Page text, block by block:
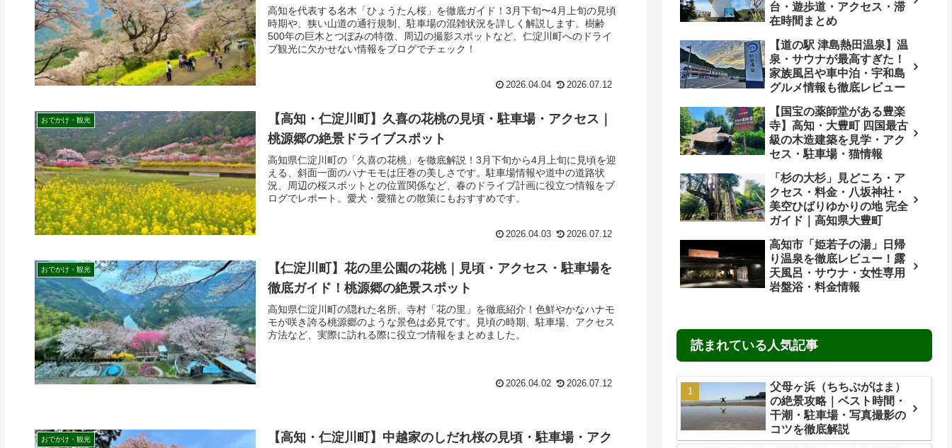
高知を代表する名木「ひょうたん桜」を徹底ガイド！3月下旬〜4月上旬の見頃
時期や、狭い山道の通行規制、駐車場の混雑状況を詳しく解説します。樹齢
500年の巨木とつぼみの特徴、周辺の撮影スポットなど、仁淀川町へのドライ
ブ観光に欠かせない情報をブログでチェック！
2026.04.04 2026.07.12
おでかけ・観光
【高知・仁淀川町】久喜の花桃の見頃・駐車場・アクセス｜
桃源郷の絶景ドライブスポット
高知県仁淀川町の「久喜の花桃」を徹底解説！3月下旬から4月上旬に見頃を迎
える、斜面一面のハナモモは圧巻の美しさです。駐車場情報や道中の道路状
況、周辺の桜スポットとの位置関係など、春のドライブ計画に役立つ情報をブ
ログでレポート。愛犬・愛猫との散策にもおすすめです。
2026.04.03 2026.07.12
おでかけ・観光
【仁淀川町】花の里公園の花桃｜見頃・アクセス・駐車場を
徹底ガイド！桃源郷の絶景スポット
高知県仁淀川町の隠れた名所、寺村「花の里」を徹底紹介！色鮮やかなハナモ
モが咲き誇る桃源郷のような景色は必見です。見頃の時期、駐車場、アクセス
方法など、実際に訪れる際に役立つ情報をまとめました。
2026.04.02 2026.07.12
おでかけ・観光
【高知・仁淀川町】中越家のしだれ桜の見頃・駐車場・アク
台・遊歩道・アクセス・滞
在時間まとめ
【道の駅 津島熱田温泉】温
泉・サウナが最高すぎた！
家族風呂や車中泊・宇和島
グルメ情報も徹底レビュー
【国宝の薬師堂がある豊楽
寺】高知・大豊町 四国最古
級の木造建築を見学・アク
セス・駐車場・猫情報
「杉の大杉」見どころ・ア
クセス・料金・八坂神社・
美空ひばりゆかりの地 完全
ガイド｜高知県大豊町
高知市「姫若子の湯」日帰
り温泉を徹底レビュー！露
天風呂・サウナ・女性専用
岩盤浴・料金情報
読まれている人気記事
父母ヶ浜（ちちぶがはま）
の絶景攻略｜ベスト時間・
干潮・駐車場・写真撮影の
コツを徹底解説